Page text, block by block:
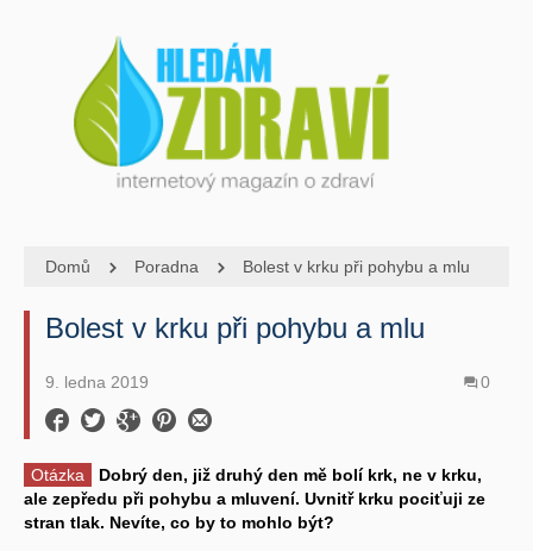
Domů Poradna Bolest v krku při pohybu a mlu
Bolest v krku při pohybu a mlu
9. ledna 2019 0
Otázka
Dobrý den, již druhý den mě bolí krk, ne v krku,
ale zepředu při pohybu a mluvení. Uvnitř krku pociťuji ze
stran tlak. Nevíte, co by to mohlo být?